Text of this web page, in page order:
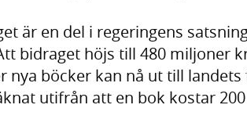
är en del i regeringens
bidraget höjs till 480 miljoner
nya böcker kan nå ut till
utifrån att en bok kostar